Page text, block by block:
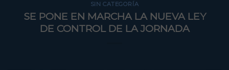
SIN CATEGORÍA
SE PONE EN MARCHA LA NUEVA LEY
DE CONTROL DE LA JORNADA